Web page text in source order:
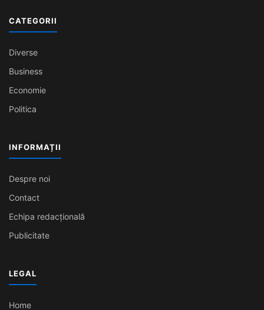
CATEGORII
Diverse
Business
Economie
Politica
INFORMAȚII
Despre noi
Contact
Echipa redacțională
Publicitate
LEGAL
Home